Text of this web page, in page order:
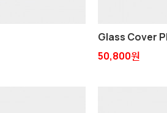
Glass Cover
50,800원